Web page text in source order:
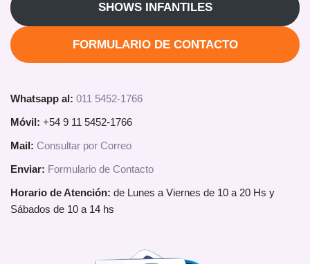
SHOWS INFANTILES
FORMULARIO DE CONTACTO
Whatsapp al: 011 5452-1766
Móvil: +54 9 11 5452-1766
Mail: Consultar por Correo
Enviar: Formulario de Contacto
Horario de Atención: de Lunes a Viernes de 10 a 20 Hs y
Sábados de 10 a 14 hs